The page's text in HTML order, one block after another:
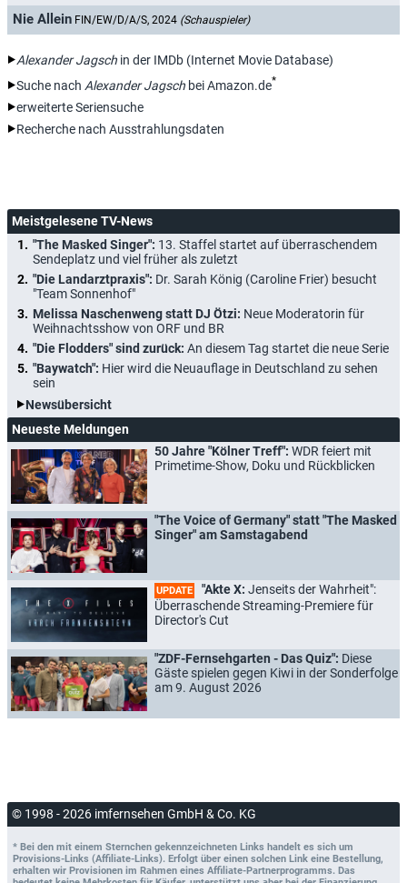
Nie Allein FIN/EW/D/A/S, 2024 (Schauspieler)
Alexander Jagsch in der IMDb (Internet Movie Database)
Suche nach Alexander Jagsch bei Amazon.de*
erweiterte Seriensuche
Recherche nach Ausstrahlungsdaten
Meistgelesene TV-News
"The Masked Singer": 13. Staffel startet auf überraschendem
Sendeplatz und viel früher als zuletzt
"Die Landarztpraxis": Dr. Sarah König (Caroline Frier) besucht
"Team Sonnenhof"
Melissa Naschenweng statt DJ Ötzi: Neue Moderatorin für
Weihnachtsshow von ORF und BR
"Die Flodders" sind zurück: An diesem Tag startet die neue Serie
"Baywatch": Hier wird die Neuauflage in Deutschland zu sehen
sein
Newsübersicht
Neueste Meldungen
50 Jahre "Kölner Treff": WDR feiert mit
Primetime-Show, Doku und Rückblicken
"The Voice of Germany" statt "The Masked
Singer" am Samstagabend
UPDATE "Akte X: Jenseits der Wahrheit":
Überraschende Streaming-Premiere für
Director's Cut
"ZDF-Fernsehgarten - Das Quiz": Diese
Gäste spielen gegen Kiwi in der Sonderfolge
am 9. August 2026
© 1998 - 2026 imfernsehen GmbH & Co. KG
* Bei den mit einem Sternchen gekennzeichneten Links handelt es sich um
Provisions-Links (Affiliate-Links). Erfolgt über einen solchen Link eine Bestellung,
erhalten wir Provisionen im Rahmen eines Affiliate-Partnerprogramms. Das